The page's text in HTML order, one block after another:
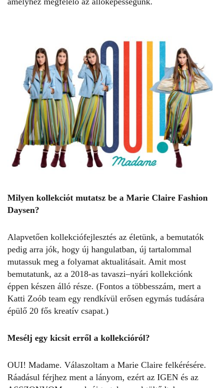
Milyen kollekciót mutatsz be a Marie Claire Fashion
Daysen?
Alapvetően kollekciófejlesztés az életünk, a bemutatók
pedig arra jók, hogy új hangulatban, új tartalommal
mutassuk meg a folyamat aktualitásait. Amit most
bemutatunk, az a 2018-as tavaszi–nyári kollekciónk
éppen készen álló része. (Fontos a többesszám, mert a
Katti Zoób team egy rendkívül erősen egymás tudására
épülő 20 fős kreatív csapat.)
Mesélj egy kicsit erről a kollekcióról?
OUI! Madame. Válaszoltam a Marie Claire felkérésére.
Ráadásul férjhez ment a lányom, ezért az IGEN és az